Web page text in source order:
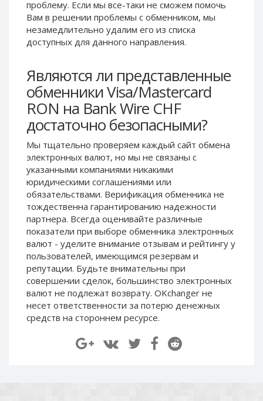
проблему. Если мы все-таки не сможем помочь
Вам в решении проблемы c обменником, мы
незамедлительно удалим его из списка
доступных для данного направления.
Являются ли представленные
обменники Visa/Mastercard
RON на Bank Wire CHF
достаточно безопасными?
Мы тщательно проверяем каждый сайт обмена
электронных валют, но мы не связаны c
указанными компаниями никакими
юридическими соглашениями или
обязательствами. Верификация обменника не
тождественна гарантированию надежности
партнера. Всегда оценивайте различные
показатели при выборе обменника электронных
валют - уделите внимание отзывам и рейтингу у
пользователей, имеющимся резервам и
репутации. Будьте внимательны при
совершении сделок, большинство электронных
валют не подлежат возврату. OKchanger не
несет ответственности за потерю денежных
средств на стороннем ресурсе.
Neteller NOK
Neteller SEK
PaySera USD
PaySera PLN
AliPay CNY
UnionPay CNY
Paymer USD
Paymer RUB
Paymer UAH
Capitalist USD
Capitalist RUB
Capitalist EUR
Payoneer USD
Payoneer EUR
Revolut Binance USD
(BUSD)
Revolut USD
Global24 UAH
Neteller NOK
Neteller SEK
PaySera USD
PaySera PLN
AliPay CNY
UnionPay CNY
Paymer USD
Paymer RUB
Capitalist USD
Capitalist RUB
Capitalist EUR
Payoneer USD
Payoneer EUR
Revolut Binance USD
(BUSD)
Revolut USD
Revolut EUR
Piastrix EUR